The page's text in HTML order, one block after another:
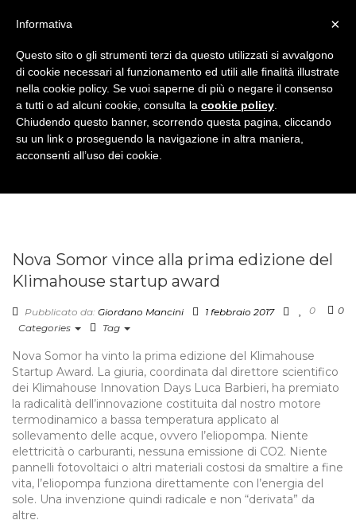
Nova Somor vince alla prima edizione del
Klimahouse startup award
Pubblicato da: Giordano Mancini
1 febbraio 2017
Categories
Tag
0
0
Nova Somor ha vinto la prima edizione del Klimahouse
Startup Award. La giuria, coordinata dal direttore scientifico
dei Klimahouse Innovation Days Luca Barbieri, ha premiato
la radicalità dell’innovazione costituita dal nostro motore
termodinamico a bassa temperatura applicato al
sollevamento delle acque, ovvero l’eliopompa. Niente
elettricità o carburanti, nessuna emissione di CO2. Niente
pannelli fotovoltaici o altri materiali costosi da smaltire a fine
vita, l’eliopompa funziona direttamente con l’energia del
sole. Una invenzione quindi radicale e non “derivata” da
altre.
×
Informativa
Questo sito o gli strumenti terzi da questo utilizzati si avvalgono
di cookie necessari al funzionamento ed utili alle finalità illustrate
nella cookie policy. Se vuoi saperne di più o negare il consenso
a tutti o ad alcuni cookie, consulta la cookie policy
Chiudendo questo banner, scorrendo questa pagina, cliccando
su un link o proseguendo la navigazione in altra maniera,
acconsenti all’uso dei cookie.